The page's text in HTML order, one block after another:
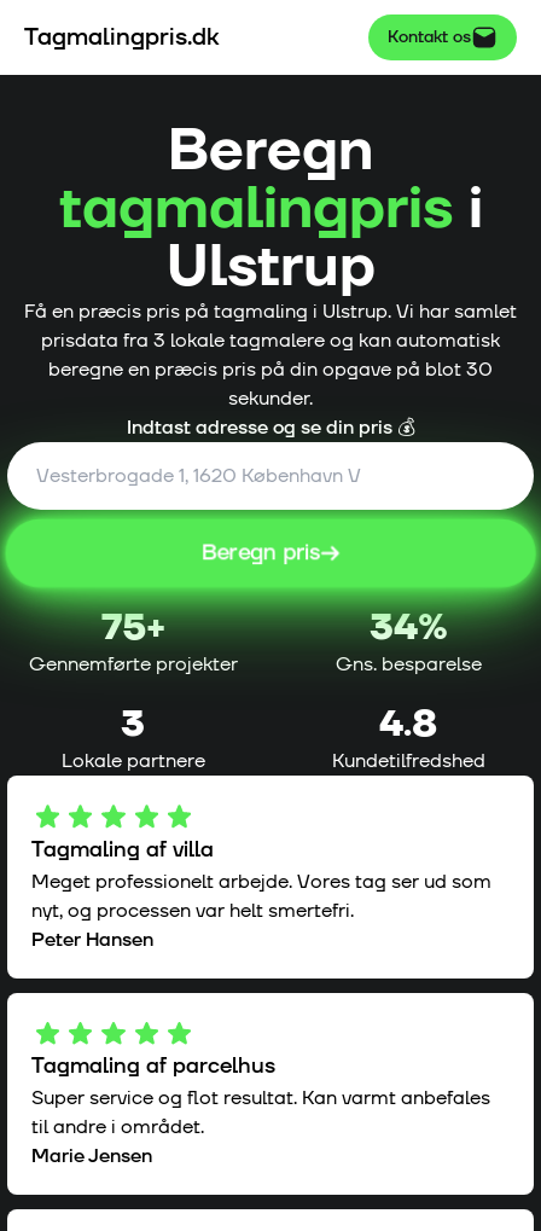
Tagmalingpris.dk Kontakt os
Beregn
tagmalingprisi
Ulstrup
Få en præcis pris på tagmaling i Ulstrup. Vi har samlet
prisdata fra 3 lokale tagmalere og kan automatisk
beregne en præcis pris på din opgave på blot 30
sekunder.
Indtast adresse og se din pris 💰
Beregn pris
75+
Gennemførte projekter
34%
Gns. besparelse
3
Lokale partnere
4.8
Kundetilfredshed
Tagmaling af villa
Meget professionelt arbejde. Vores tag ser ud som
nyt, og processen var helt smertefri.
Peter Hansen
Tagmaling af parcelhus
Super service og flot resultat. Kan varmt anbefales
til andre i området.
Marie Jensen